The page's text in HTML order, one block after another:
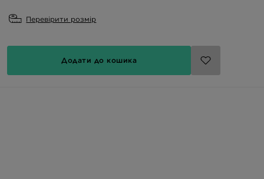
Перевірити розмір
Додати до кошика